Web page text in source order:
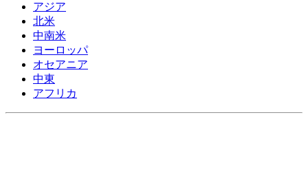
アジア
北米
中南米
ヨーロッパ
オセアニア
中東
アフリカ